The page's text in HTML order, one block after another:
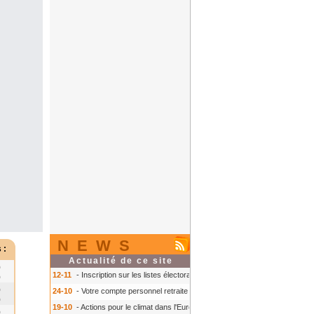
NEWS
Actualité de ce site
12-11 - Inscription sur les listes électorales : comment faire ?
24-10 - Votre compte personnel retraite sur info-retraite.fr
19-10 - Actions pour le climat dans l'Europe
: